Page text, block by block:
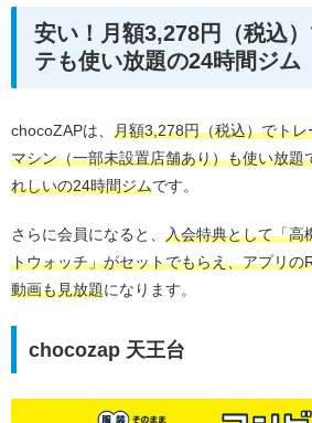
安い！月額3,278円（税込
テも使い放題の24時間ジム
chocoZAPは、 月額3,278円（税込）でト
マシン（一部未設置店舗あり）も使い放題
れしいの24時間ジムです。
さらに会員になると、 入会特典として「高
トウォッチ」がセットでもらえ、アプリの
動画も見放題になります。
chocozap 天王台